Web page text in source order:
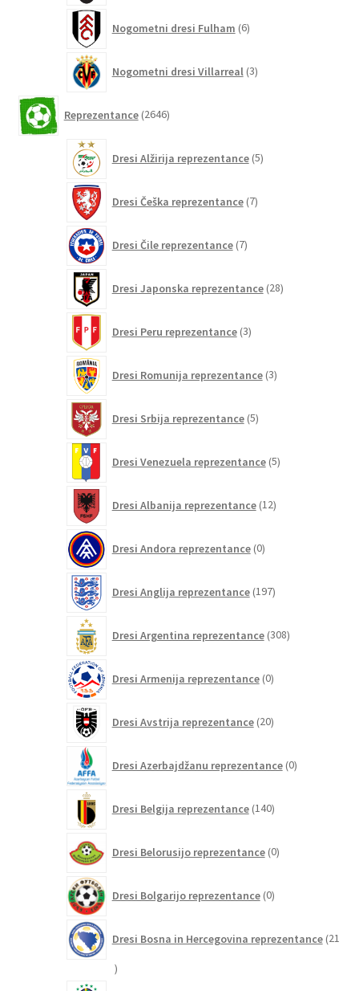
Nogometni dresi Fulham 6izdelkov
Nogometni dresi Villarreal 3izdelki
Reprezentance 2646izdelkov
Dresi Alžirija reprezentance 5izdelkov
Dresi Češka reprezentance 7izdelkov
Dresi Čile reprezentance 7izdelkov
Dresi Japonska reprezentance 28izdelkov
Dresi Peru reprezentance 3izdelki
Dresi Romunija reprezentance 3izdelki
Dresi Srbija reprezentance 5izdelkov
Dresi Venezuela reprezentance 5izdelkov
Dresi Albanija reprezentance 12izdelkov
Dresi Andora reprezentance 0izdelkov
Dresi Anglija reprezentance 197izdelkov
Dresi Argentina reprezentance 308izdelkov
Dresi Armenija reprezentance 0izdelkov
Dresi Avstrija reprezentance 20izdelkov
Dresi Azerbajdžanu reprezentance 0izdelkov
Dresi Belgija reprezentance 140izdelkov
Dresi Belorusijo reprezentance 0izdelkov
Dresi Bolgarijo reprezentance 0izdelkov
Dresi Bosna in Hercegovina reprezentance 21
21